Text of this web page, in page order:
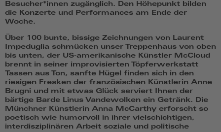
Besucher*innen zugänglich. Den Höhepunkt bilden
die Konzerte und Performances am Ende der
Woche.
Über 100 bunte, bissige Zeichnungen von Laurent
Impeduglia schmücken unser Treppenhaus von oben
bis unten, der US-amerikanische Künstler McCloud
brennt in seiner improvisierten Töpferwerkstatt
Tassen aus Ton, sanfte Hügel finden sich in den
riesigen Fresken der französischen Künstlerin Anne
Brugni und mit etwas Glück serviert Ihnen der
bärtige Barde Linus Vandewolken ein Getränk. Die
Münchner Künstlerin Anna McCarthy erforscht so
poetisch wie humorvoll in ihrer vielschichtigen,
interdisziplinären Arbeit soziale und politische